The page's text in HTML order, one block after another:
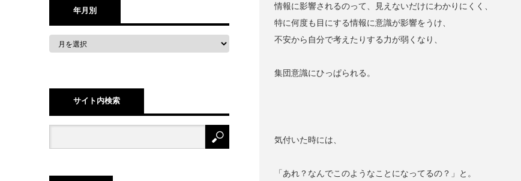
情報に影響されるのって、見えないだけにわかりにくく、
特に何度も目にする情報に意識が影響をうけ、
不安から自分で考えたりする力が弱くなり、
集団意識にひっぱられる。
気付いた時には、
「あれ？なんでこのようなことになってるの？」と。
年月別
サイト内検索